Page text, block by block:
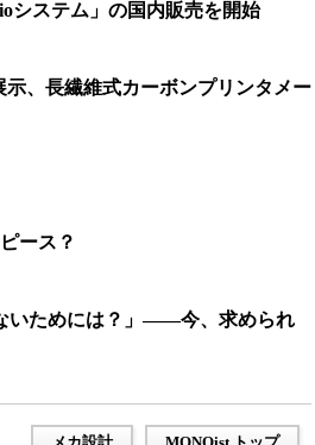
システム」の国内販売を開始
、長繊維式カーボンプリンタメー
ース？
いためには？」――今、求められ